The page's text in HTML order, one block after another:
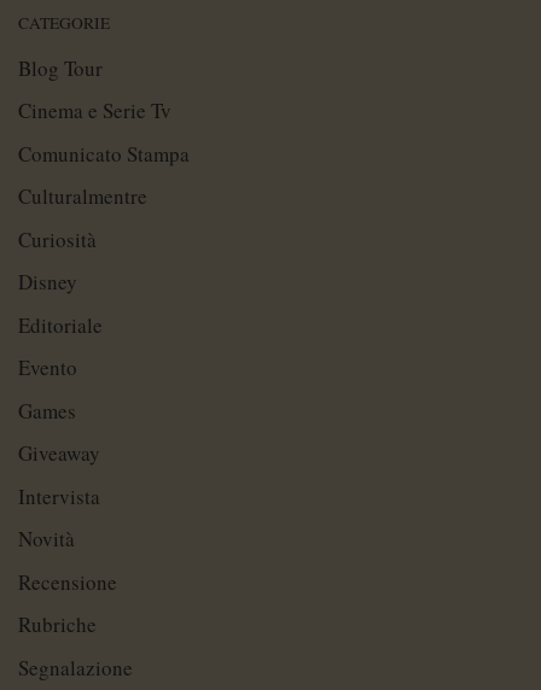
CATEGORIE
Blog Tour
Cinema e Serie Tv
Comunicato Stampa
Culturalmentre
Curiosità
Disney
Editoriale
Evento
Games
Giveaway
Intervista
Novità
Recensione
Rubriche
Segnalazione